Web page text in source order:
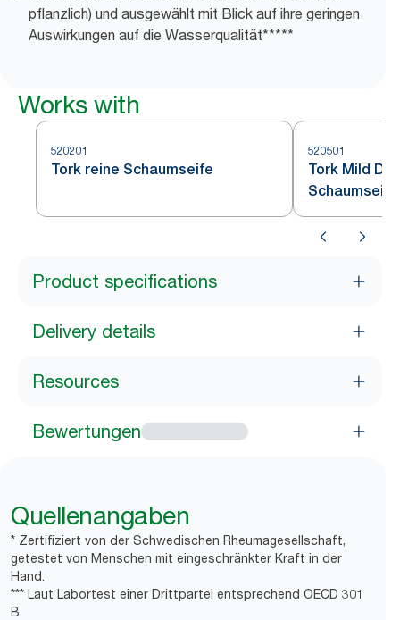
pflanzlich) und ausgewählt mit Blick auf ihre geringen
Auswirkungen auf die Wasserqualität*****
Works with
520201
Tork reine Schaumseife
520501
Tork Mild
Schaumseife
Product specifications
Delivery details
Resources
Bewertungen
Quellenangaben
* Zertifiziert von der Schwedischen Rheumagesellschaft,
getestet von Menschen mit eingeschränkter Kraft in der
Hand.
*** Laut Labortest einer Drittpartei entsprechend OECD 301
B